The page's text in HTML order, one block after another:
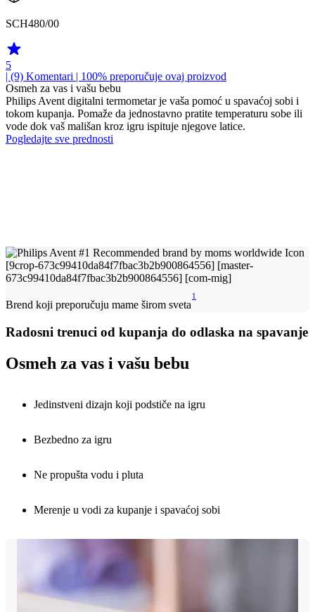
SCH480/00
5
| (9) Komentari | 100% preporučuje ovaj proizvod
Osmeh za vas i vašu bebu
Philips Avent digitalni termometar je vaša pomoć u spavaćoj sobi i
tokom kupanja. Pomaže da jednostavno pratite temperaturu sobe ili
vode dok vaš mališan kroz igru ispituje njegove latice.
Pogledajte sve prednosti
Brend koji preporučuju mame širom sveta
1
Radosni trenuci od kupanja do odlaska na spavanje
Osmeh za vas i vašu bebu
Jedinstveni dizajn koji podstiče na igru
Bezbedno za igru
Ne propušta vodu i pluta
Merenje u vodi za kupanje i spavaćoj sobi